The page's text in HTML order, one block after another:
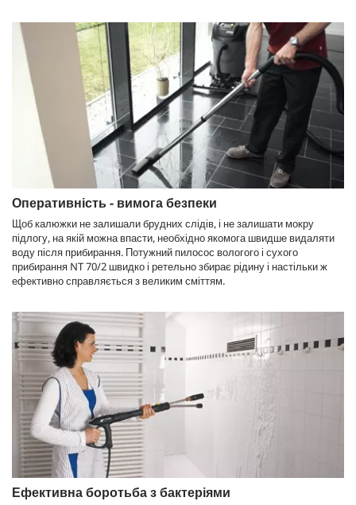
Оперативність - вимога безпеки
Щоб калюжки не залишали брудних слідів, і не залишати мокру
підлогу, на якій можна впасти, необхідно якомога швидше видаляти
воду після прибирання. Потужний пилосос вологого і сухого
прибирання NT 70/2 швидко і ретельно збирає рідину і настільки ж
ефективно справляється з великим сміттям.
Ефективна боротьба з бактеріями